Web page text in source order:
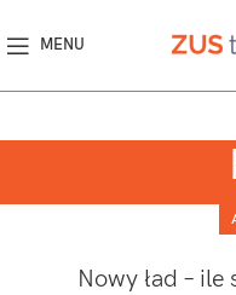
MENU
Nowy ład –